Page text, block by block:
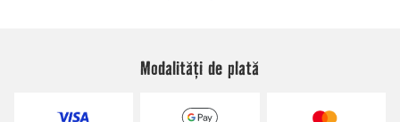
Modalități de plată